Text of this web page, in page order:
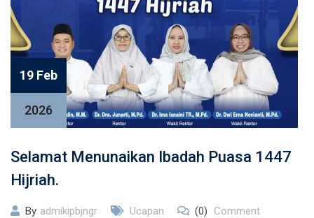
19 Feb
2026
Selamat Menunaikan Ibadah Puasa 1447
Hijriah.
By admikipbjngr Ucapan (0) Comment